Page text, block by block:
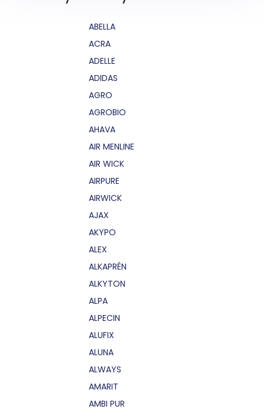
ABELLA
ACRA
ADELLE
ADIDAS
AGRO
AGROBIO
AHAVA
AIR MENLINE
AIR WICK
AIRPURE
AIRWICK
AJAX
AKYPO
ALEX
ALKAPRÉN
ALKYTON
ALPA
ALPECIN
ALUFIX
ALUNA
ALWAYS
AMARIT
AMBI PUR